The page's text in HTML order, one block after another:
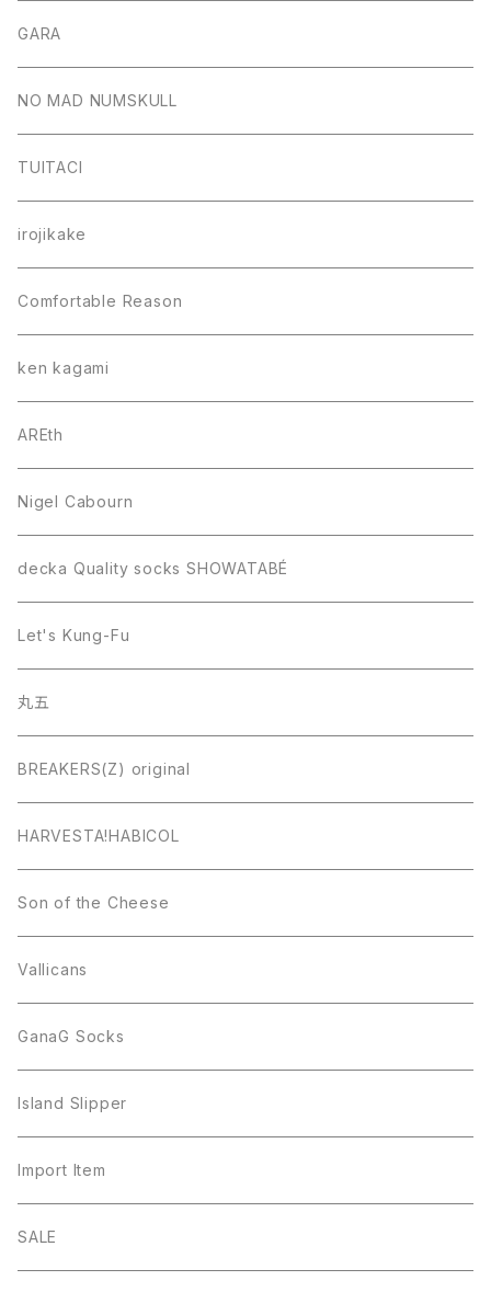
GARA
NO MAD NUMSKULL
TUITACI
irojikake
Comfortable Reason
ken kagami
AREth
Nigel Cabourn
decka Quality socks SHOWATABÉ
Let's Kung-Fu
丸五
BREAKERS(Z) original
HARVESTA!HABICOL
Son of the Cheese
Vallicans
GanaG Socks
Island Slipper
Import Item
SALE